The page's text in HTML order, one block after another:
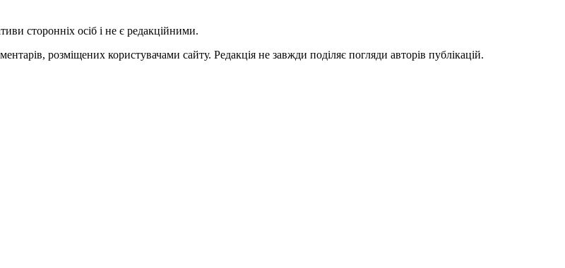
сторонніх осіб і не є редакційними.
розміщених користувачами сайту. Редакція не завжди поділяє погляди авторів публікацій.